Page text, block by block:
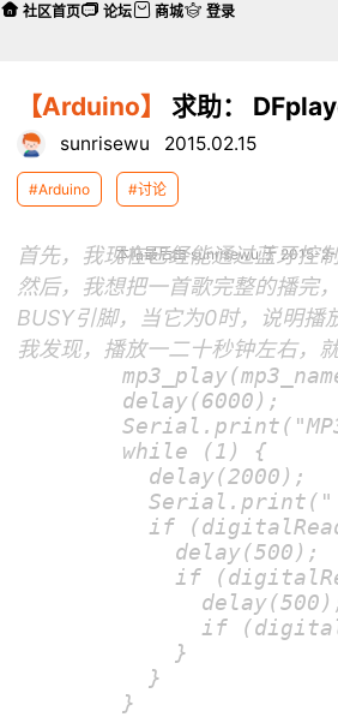
【Arduino】 求助：
sunrisewu 2015.02.15
#Arduino #讨论
本帖最后由 sunrisewu 于 2015-2-
首先，我现在已经能通过蓝牙控
然后，我想把一首歌完整的播完
BUSY引脚，当它为0时，说明播
我发现，播放一二十秒钟左右，就
        delay(6000);
        while (1) {
          delay(2000);
Serial.print("
if
            delay(500);
if
if
            }
          }
        }
社区首页 论坛 商城 登录